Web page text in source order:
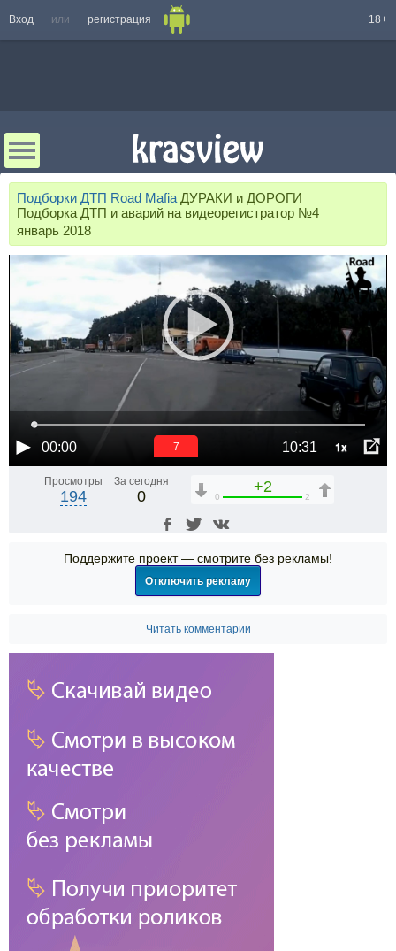
Вход или регистрация 18+
Подборки ДТП Road Mafia ДУРАКИ и ДОРОГИ
Подборка ДТП и аварий на видеорегистратор №4
январь 2018
00:00 10:31 1x
6
Просмотры
194
За сегодня
0
+2
0 2
Поддержите проект — смотрите без рекламы!
Отключить рекламу
Читать комментарии